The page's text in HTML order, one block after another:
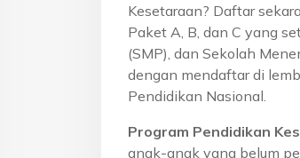
Kesetaraan? Daftar
Paket A, B, dan C yang
(SMP), dan Sekolah
dengan mendaftar di
Pendidikan Nasional.
Program Pendidikan
anak-anak yang belum